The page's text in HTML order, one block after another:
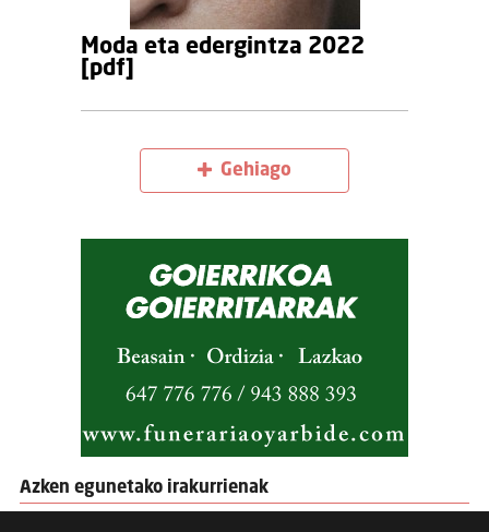
Moda eta edergintza 2022
[pdf]
Gehiago
Azken egunetako irakurrienak